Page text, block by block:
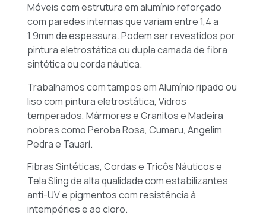
Móveis com estrutura em alumínio reforçado
com paredes internas que variam entre 1,4 a
1,9mm de espessura. Podem ser revestidos por
pintura eletrostática ou dupla camada de fibra
sintética ou corda náutica.
Trabalhamos com tampos em Alumínio ripado ou
liso com pintura eletrostática, Vidros
temperados, Mármores e Granitos e Madeira
nobres como Peroba Rosa, Cumaru, Angelim
Pedra e Tauarí.
Fibras Sintéticas, Cordas e Tricôs Náuticos e
Tela Sling de alta qualidade com estabilizantes
anti-UV e pigmentos com resistência à
intempéries e ao cloro.